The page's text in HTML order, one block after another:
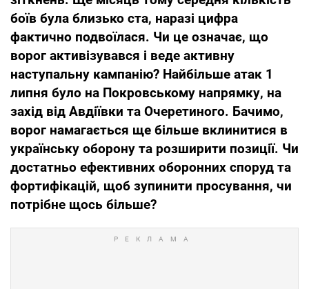
боїв була близько ста, наразі цифра
фактично подвоїлася. Чи це означає, що
ворог активізувався і веде активну
наступальну кампанію? Найбільше атак 1
липня було на Покровському напрямку, на
захід від Авдіївки та Очеретиного. Бачимо,
ворог намагається ще більше вклинитися в
українську оборону та розширити позиції. Чи
достатньо ефективних оборонних споруд та
фортифікацій, щоб зупинити просування, чи
потрібне щось більше?